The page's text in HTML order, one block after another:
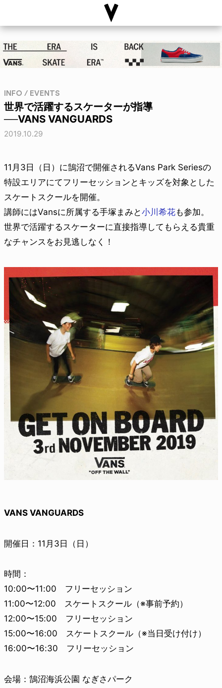
INFO / EVENTS
世界で活躍するスケーターが指導
──VANS VANGUARDS
2019.10.29
11月3日（日）に鵠沼で開催されるVans Park Seriesの
特設エリアにてフリーセッションとキッズを対象とした
スケートスクールを開催。
講師にはVansに所属する手塚まみと小川希花も参加。
世界で活躍するスケーターに直接指導してもらえる貴重
なチャンスをお見逃しなく！
VANS VANGUARDS
開催日：11月3日（日）
時間：
10:00〜11:00 フリーセッション
11:00〜12:00 スケートスクール（※事前予約）
12:00〜15:00 フリーセッション
15:00〜16:00 スケートスクール（※当日受け付け）
16:00〜16:30 フリーセッション
会場：鵠沼海浜公園 なぎさパーク